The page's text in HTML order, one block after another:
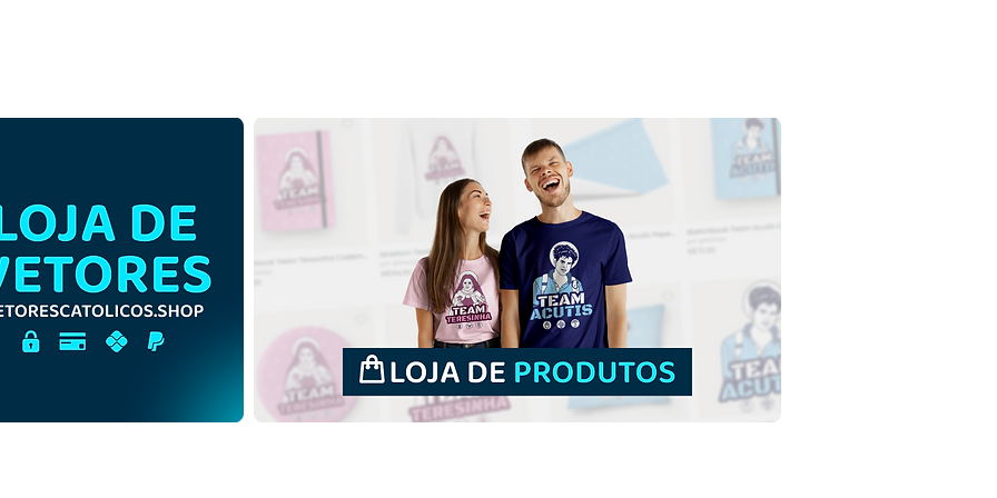
Ascensão do Senhor Jesus
Cristo subindo aos Céus |
Download Grátis Ilustração
Contorno sem fundo em
Ascensão do Senhor Jesus
Cristo subindo aos Céus |
Download Grátis Ilustração
Colorida sem fundo em PNG